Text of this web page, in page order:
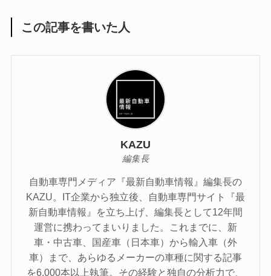
この記事を書いた人
KAZU
編集長
自動車専門メディア『最新自動車情報』編集長の
KAZU。IT企業から独立後、自動車専門サイト『最
新自動車情報』を立ち上げ、編集長として12年間
運営に携わってまいりました。これまでに、新
車・中古車、国産車（日本車）から輸入車（外
車）まで、あらゆるメーカーの車種に関する記事
を6,000本以上執筆。その経験と独自の分析力で、